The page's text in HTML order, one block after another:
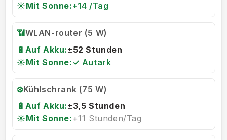
☀️Mit Sonne:+14 /Tag
📶WLAN-router (5 W)
🔋 Auf Akku:±52 Stunden
☀️Mit Sonne: ✓ Autark
❄️Kühlschrank (75 W)
🔋 Auf Akku:±3,5 Stunden
☀️Mit Sonne:+11 Stunden/Tag